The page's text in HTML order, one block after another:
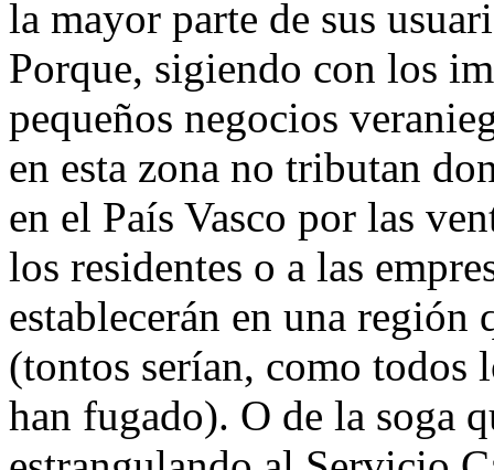
la mayor parte de sus
Porque, sigiendo con los
pequeños negocios
en esta zona no tributan
en el País Vasco por las
los residentes o a las
establecerán en una
(tontos serían, como todos
han fugado). O de la soga